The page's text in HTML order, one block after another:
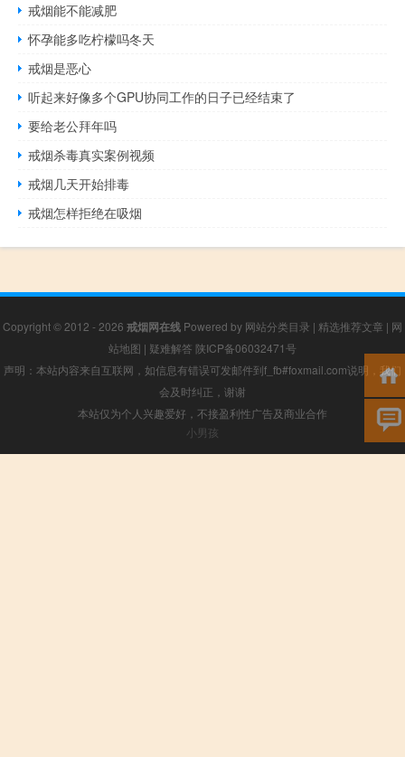
戒烟能不能减肥
怀孕能多吃柠檬吗冬天
戒烟是恶心
听起来好像多个GPU协同工作的日子已经结束了
要给老公拜年吗
戒烟杀毒真实案例视频
戒烟几天开始排毒
戒烟怎样拒绝在吸烟
Copyright © 2012 - 2026 戒烟网在线 Powered by 网站分类目录 | 精选推荐文章 | 网
站地图 | 疑难解答 陕ICP备06032471号
声明：本站内容来自互联网，如信息有错误可发邮件到f_fb#foxmail.com说明，我们
会及时纠正，谢谢
本站仅为个人兴趣爱好，不接盈利性广告及商业合作
小男孩